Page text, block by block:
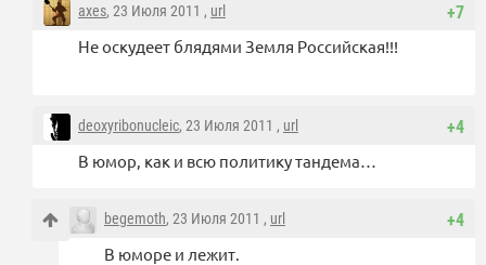
+7
axes, 23 Июля 2011 , url
Не оскудеет блядями Земля Российская!!!
+4
deoxyribonucleic, 23 Июля 2011 , url
В юмор, как и всю политику тандема…
+4
begemoth, 23 Июля 2011 , url
В юморе и лежит.